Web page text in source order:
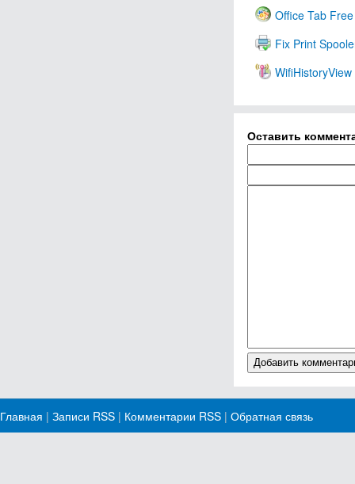
Office Tab
Fix Print
WifiHistoryView
Оставить
Главная | Записи RSS | Комментарии RSS | Обратная связь